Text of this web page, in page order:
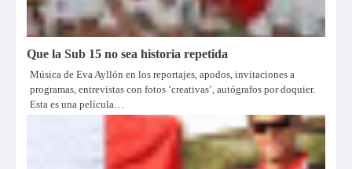
Que la Sub 15 no sea historia repetida
Música de Eva Ayllón en los reportajes, apodos, invitaciones a
programas, entrevistas con fotos ‘creativas’, autógrafos por doquier.
Esta es una película…